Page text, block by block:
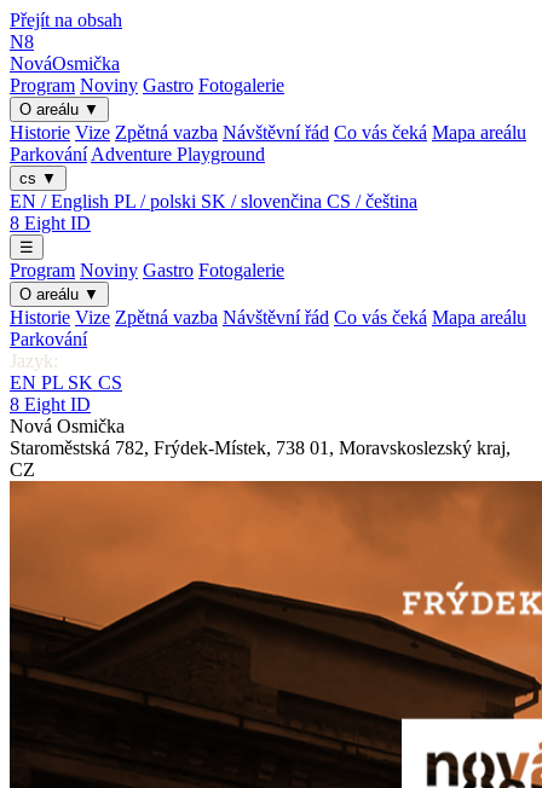
Přejít na obsah
N8
NováOsmička
Program Noviny Gastro Fotogalerie
O areálu ▼
Historie Vize Zpětná vazba Návštěvní řád Co vás čeká Mapa areálu
Parkování Adventure Playground
cs ▼
EN / English PL / polski SK / slovenčina CS / čeština
8 Eight ID
☰
Program Noviny Gastro Fotogalerie
O areálu ▼
Historie Vize Zpětná vazba Návštěvní řád Co vás čeká Mapa areálu
Parkování
Jazyk:
EN PL SK CS
8 Eight ID
Nová Osmička
Staroměstská 782, Frýdek-Místek, 738 01 , Moravskoslezský kraj,
CZ